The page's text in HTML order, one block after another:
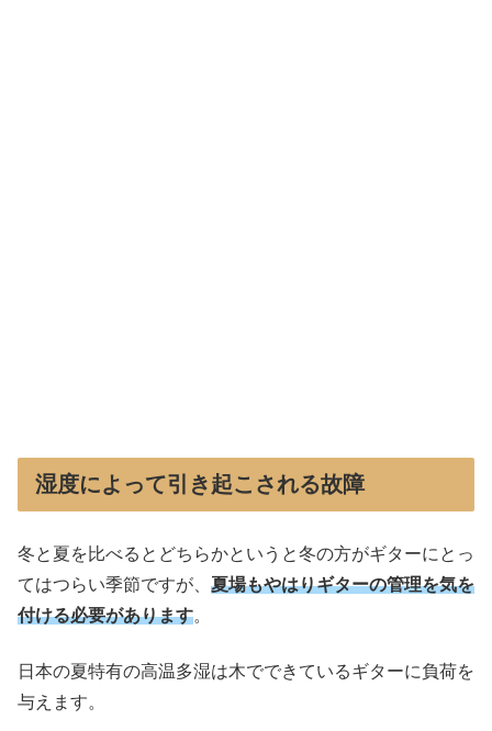
湿度によって引き起こされる故障
冬と夏を比べるとどちらかというと冬の方がギターにとっ
てはつらい季節ですが、 夏場もやはりギターの管理を気を
付ける必要があります。
日本の夏特有の高温多湿は木でできているギターに負荷を
与えます。